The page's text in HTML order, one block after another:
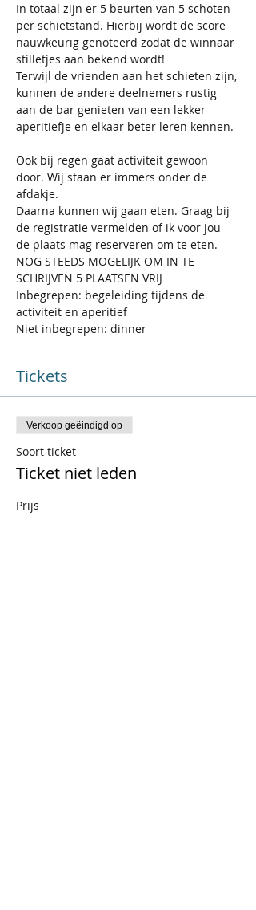
In totaal zijn er 5 beurten van 5 schoten
per schietstand. Hierbij wordt de score
nauwkeurig genoteerd zodat de winnaar
stilletjes aan bekend wordt!
Terwijl de vrienden aan het schieten zijn,
kunnen de andere deelnemers rustig
aan de bar genieten van een lekker
aperitiefje en elkaar beter leren kennen.
Ook bij regen gaat activiteit gewoon
door. Wij staan er immers onder de
afdakje.
Daarna kunnen wij gaan eten. Graag bij
de registratie vermelden of ik voor jou
de plaats mag reserveren om te eten.
NOG STEEDS MOGELIJK OM IN TE
SCHRIJVEN 5 PLAATSEN VRIJ
Inbegrepen: begeleiding tijdens de
activiteit en aperitief
Niet inbegrepen: dinner
Tickets
Verkoop geëindigd op
Soort ticket
Ticket niet leden
Prijs